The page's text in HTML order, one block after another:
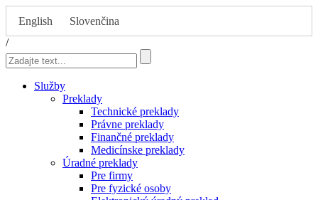
English
Slovenčina
/
Služby
Preklady
Technické preklady
Právne preklady
Finančné preklady
Medicínske preklady
Úradné preklady
Pre firmy
Pre fyzické osoby